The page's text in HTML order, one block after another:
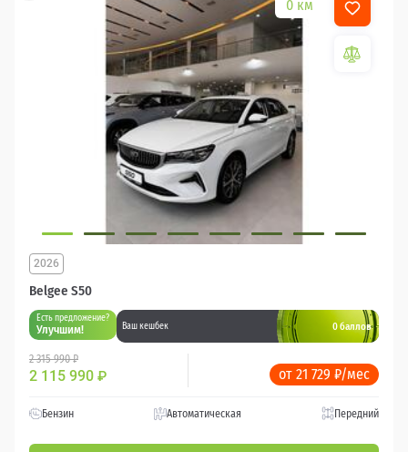
0 км
Belgee S50
2026
Есть предложение?
Улучшим! Ваш кешбек 0 баллов
2 315 990 ₽
2 115 990 ₽ от 21 729 ₽/мес
Бензин Автоматическая Передний